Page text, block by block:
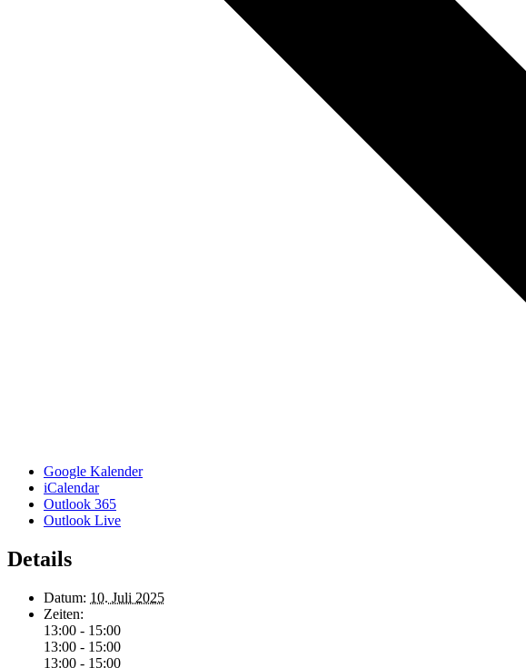
Google Kalender
iCalendar
Outlook 365
Outlook Live
Details
Datum: 10. Juli 2025
Zeiten:
13:00 - 15:00
13:00 - 15:00
13:00 - 15:00